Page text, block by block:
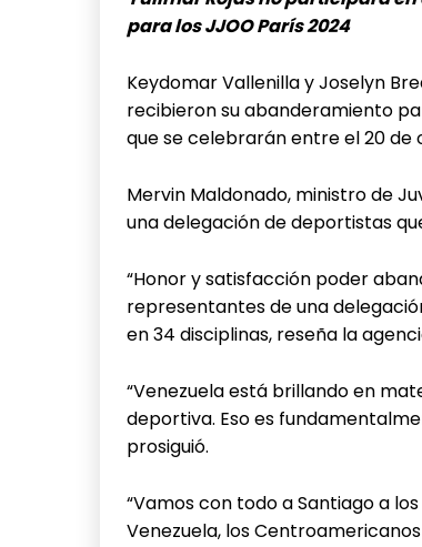
para los JJOO París 2024
Keydomar Vallenilla y Joselyn
recibieron su abanderamiento
que se celebrarán entre el 20 de
Mervin Maldonado, ministro de
una delegación de deportistas
“Honor y satisfacción poder
representantes de una
en 34 disciplinas, reseña la
“Venezuela está brillando en
deportiva. Eso es
prosiguió.
“Vamos con todo a Santiago a
Venezuela, los